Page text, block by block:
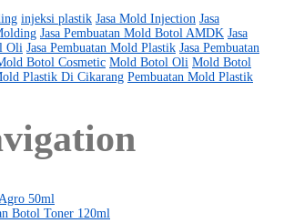
injeksi plastik Jasa Mold Injection Jasa
Jasa Pembuatan Mold Botol AMDK Jasa
Oli Jasa Pembuatan Mold Plastik Jasa Pembuatan
Botol Cosmetic Mold Botol Oli Mold Botol
Plastik Di Cikarang Pembuatan Mold Plastik
50ml
Botol Toner 120ml